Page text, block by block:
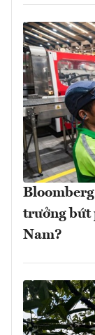
Bloomberg
trưởng bứt
Nam?